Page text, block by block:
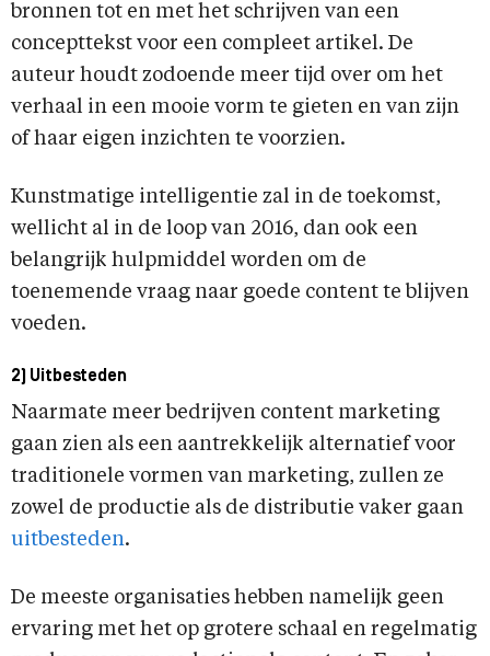
bronnen tot en met het schrijven van een
concepttekst voor een compleet artikel. De
auteur houdt zodoende meer tijd over om het
verhaal in een mooie vorm te gieten en van zijn
of haar eigen inzichten te voorzien.
Kunstmatige intelligentie zal in de toekomst,
wellicht al in de loop van 2016, dan ook een
belangrijk hulpmiddel worden om de
toenemende vraag naar goede content te blijven
voeden.
2) Uitbesteden
Naarmate meer bedrijven content marketing
gaan zien als een aantrekkelijk alternatief voor
traditionele vormen van marketing, zullen ze
zowel de productie als de distributie vaker gaan
uitbesteden.
De meeste organisaties hebben namelijk geen
ervaring met het op grotere schaal en regelmatig